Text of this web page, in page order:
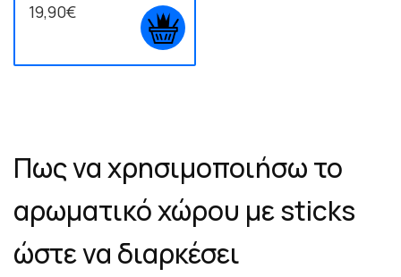
19,90€
Πως να χρησιμοποιήσω το
αρωματικό χώρου με sticks
ώστε να διαρκέσει